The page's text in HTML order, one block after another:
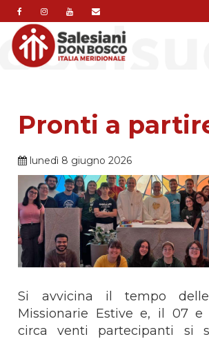
Pronti a
lunedì 8 giugno 2026
Si avvicina il tempo delle
Missionarie Estive e, il 07
circa venti partecipanti si